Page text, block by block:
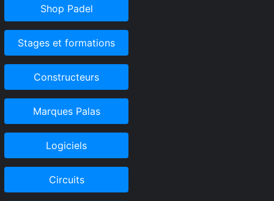
Shop Padel
Stages et formations
Constructeurs
Marques Palas
Logiciels
Circuits